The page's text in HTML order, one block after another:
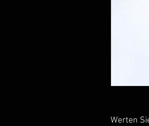
Werten